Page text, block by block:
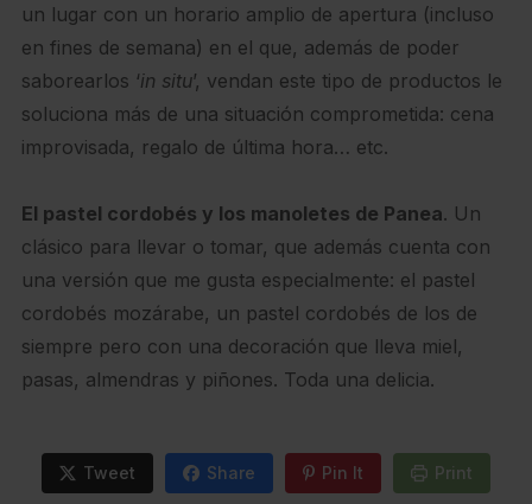
un lugar con un horario amplio de apertura (incluso
en fines de semana) en el que, además de poder
saborearlos ‘in situ’, vendan este tipo de productos le
soluciona más de una situación comprometida: cena
improvisada, regalo de última hora… etc.
El pastel cordobés y los manoletes de Panea. Un
clásico para llevar o tomar, que además cuenta con
una versión que me gusta especialmente: el pastel
cordobés mozárabe, un pastel cordobés de los de
siempre pero con una decoración que lleva miel,
pasas, almendras y piñones. Toda una delicia.
Tweet Share Pin It Print